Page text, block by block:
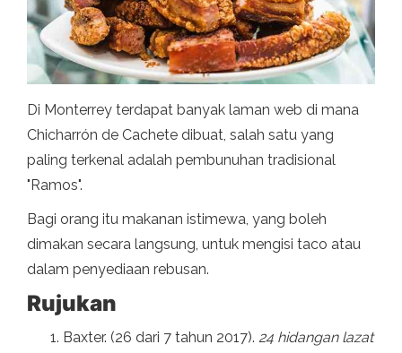
Di Monterrey terdapat banyak laman web di mana
Chicharrón de Cachete dibuat, salah satu yang
paling terkenal adalah pembunuhan tradisional
"Ramos".
Bagi orang itu makanan istimewa, yang boleh
dimakan secara langsung, untuk mengisi taco atau
dalam penyediaan rebusan.
Rujukan
Baxter. (26 dari 7 tahun 2017). 24 hidangan lazat